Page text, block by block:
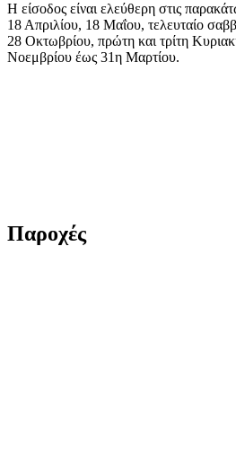
Η είσοδος είναι ελεύθερη στις
18 Απριλίου, 18 Μαΐου, τελευταίο
28 Οκτωβρίου, πρώτη και τρίτη
Νοεμβρίου έως 31η Μαρτίου.
Παροχές